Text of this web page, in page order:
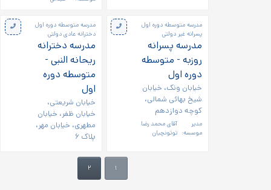
مدرسه متوسطه دوره اول
پسرانه غیر دولتی
مدرسه پسرانه
روزبه - متوسطه
دوره اول
خیابان ونک، خیابان
شیخ بهائی شمالی،
کوچه دوازدهم
مدیر
موسسه:
آقای محمد رضا
توتونچیان
مدرسه متوسطه دوره اول
دخترانه عادی دولتی
مدرسه دخترانه
ریحانه النبی -
متوسطه دوره
اول
خیابان شریعتی،
خیابان ظفر، خیابان
مطهری، خیابان مهر،
پلاک ۶
۱ ۲